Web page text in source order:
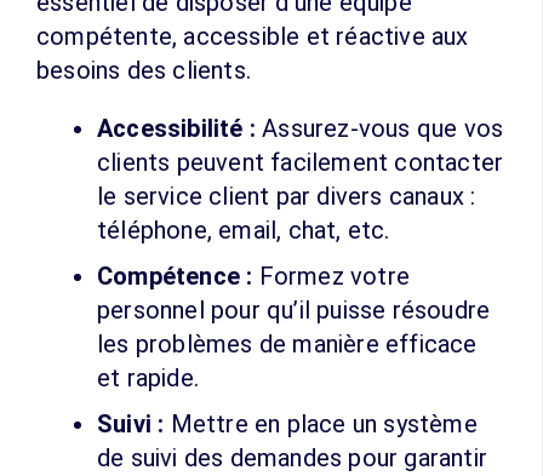
compétente, accessible et réactive aux
besoins des clients.
Accessibilité : Assurez-vous que vos
clients peuvent facilement contacter
le service client par divers canaux :
téléphone, email, chat, etc.
Compétence : Formez votre
personnel pour qu’il puisse résoudre
les problèmes de manière efficace
et rapide.
Suivi : Mettre en place un système
de suivi des demandes pour garantir